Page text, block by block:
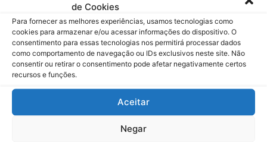
de Cookies
Para fornecer as melhores experiências, usamos tecnologias como
cookies para armazenar e/ou acessar informações do dispositivo. O
consentimento para essas tecnologias nos permitirá processar dados
como comportamento de navegação ou IDs exclusivos neste site. Não
consentir ou retirar o consentimento pode afetar negativamente certos
recursos e funções.
Aceitar
Negar